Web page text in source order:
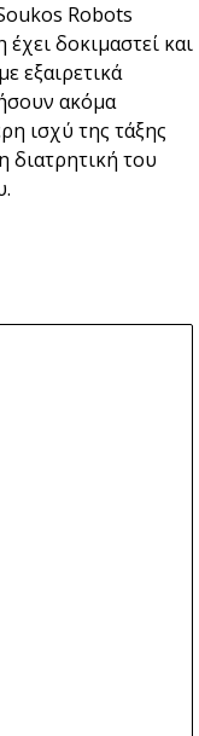
Robots
δοκιμαστεί και
εξαιρετικά
ακόμα
ισχύ της τάξης
διατρητική του